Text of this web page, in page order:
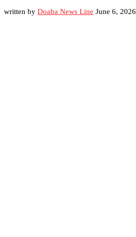
written by Doaba News Line June 6, 2026